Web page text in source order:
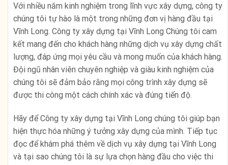
Với nhiều năm kinh nghiệm trong lĩnh vực xây dựng, công ty
chúng tôi tự hào là một trong những đơn vị hàng đầu tại
Vĩnh Long. Công ty xây dựng tại Vĩnh Long Chúng tôi cam
kết mang đến cho khách hàng những dịch vụ xây dựng chất
lượng, đáp ứng mọi yêu cầu và mong muốn của khách hàng.
Đội ngũ nhân viên chuyên nghiệp và giàu kinh nghiệm của
chúng tôi sẽ đảm bảo rằng mọi công trình xây dựng sẽ
được thi công một cách chính xác và đúng tiến độ.
Hãy để Công ty xây dựng tại Vĩnh Long chúng tôi giúp bạn
hiện thực hóa những ý tưởng xây dựng của mình. Tiếp tục
đọc để khám phá thêm về dịch vụ xây dựng tại Vĩnh Long
và tại sao chúng tôi là sự lựa chọn hàng đầu cho việc thi